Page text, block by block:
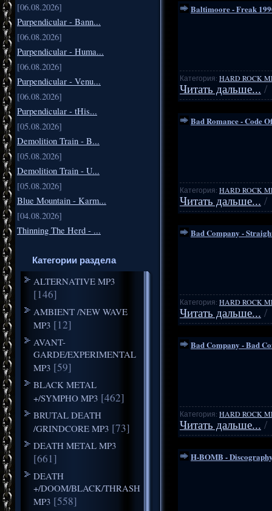
[06.08.2026]
Purpendicular - Bann...
[06.08.2026]
Purpendicular - Huma...
[06.08.2026]
Purpendicular - Venu...
[06.08.2026]
Purpendicular - tHis...
[05.08.2026]
Demolition Train - B...
[05.08.2026]
Demolition Train - U...
[05.08.2026]
Blue Mountain - Karm...
[04.08.2026]
Thinning The Herd - ...
Категории раздела
ALTERNATIVE MP3
[146]
AMBIENT /NEW WAVE
MP3 [12]
AVANT-
GARDE/EXPERIMENTAL
MP3 [59]
BLACK METAL
+/SYMPHO MP3 [462]
BRUTAL DEATH
/GRINDCORE MP3 [73]
DEATH METAL MP3
[661]
DEATH
+/DOOM/BLACK/THRASH
MP3 [558]
Baltimoore - Freak
Категория: HARD ROCK
Читать дальше... /
Bad Romance - Code
Категория: HARD ROCK
Читать дальше... /
Bad Company -
Категория: HARD ROCK
Читать дальше... /
Bad Company - Bad
Категория: HARD ROCK
Читать дальше... /
H-BOMB -